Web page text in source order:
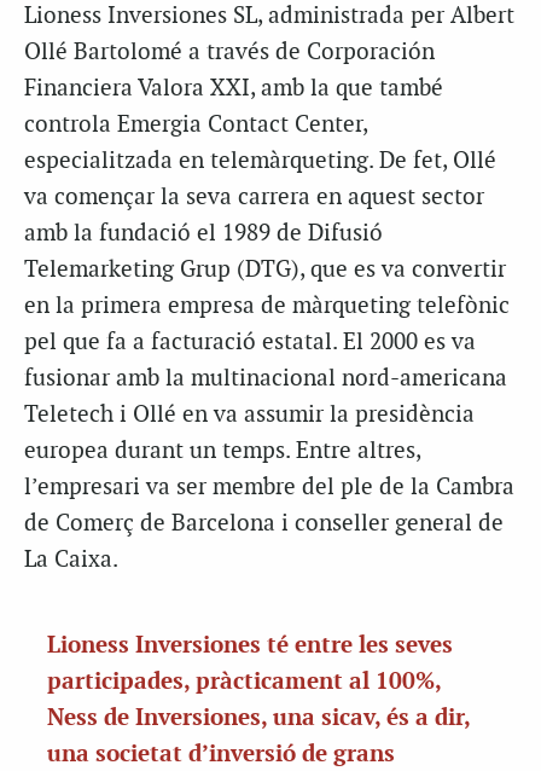
Lioness Inversiones SL, administrada per Albert
Ollé Bartolomé a través de Corporación
Financiera Valora XXI, amb la que també
controla Emergia Contact Center,
especialitzada en telemàrqueting. De fet, Ollé
va començar la seva carrera en aquest sector
amb la fundació el 1989 de Difusió
Telemarketing Grup (DTG), que es va convertir
en la primera empresa de màrqueting telefònic
pel que fa a facturació estatal. El 2000 es va
fusionar amb la multinacional nord-americana
Teletech i Ollé en va assumir la presidència
europea durant un temps. Entre altres,
l’empresari va ser membre del ple de la Cambra
de Comerç de Barcelona i conseller general de
La Caixa.
Lioness Inversiones té entre les seves
participades, pràcticament al 100%,
Ness de Inversiones, una sicav, és a dir,
una societat d’inversió de grans